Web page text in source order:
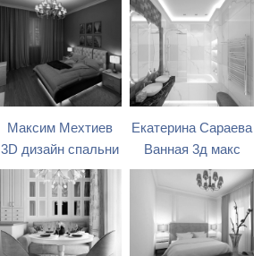
Максим Мехтиев
3D дизайн спальни
Екатерина Сараева
Ванная 3д макс